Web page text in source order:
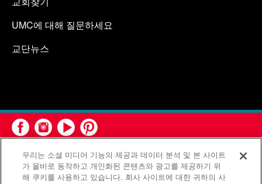
UMC에 대해 질문하세요
교단뉴스
우리는 소셜 미디어 기능의 제공과 데이터 분석 및 본 사이트
가 올바로 동작하고 개인화된 콘텐츠와 광고를 제공하기 위
해 쿠키를 사용하고 있습니다. 회사 사이트에 대한 귀하의 사